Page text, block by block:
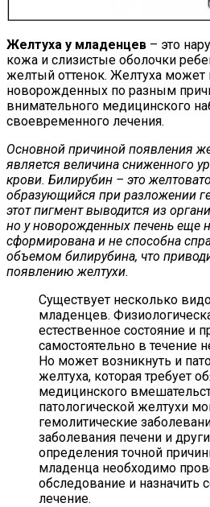
Желтуха у младенцев – это
кожа и слизистые оболочки
желтый оттенок. Желтуха может
новорожденных по разным
внимательного медицинского
своевременного лечения.
Основной причиной появления
является величина сниженного
крови. Билирубин – это
образующийся при разложении
этот пигмент выводится из
но у новорожденных печень еще
сформирована и не способна
объемом билирубина, что
появлению желтухи.
Существует несколько
младенцев.
естественное состояние и
самостоятельно в течение
Но может возникнуть и
желтуха, которая требует
медицинского
патологической желтухи
гемолитические
заболевания печени и
определения точной
младенца необходимо
обследование и назначить
лечение.